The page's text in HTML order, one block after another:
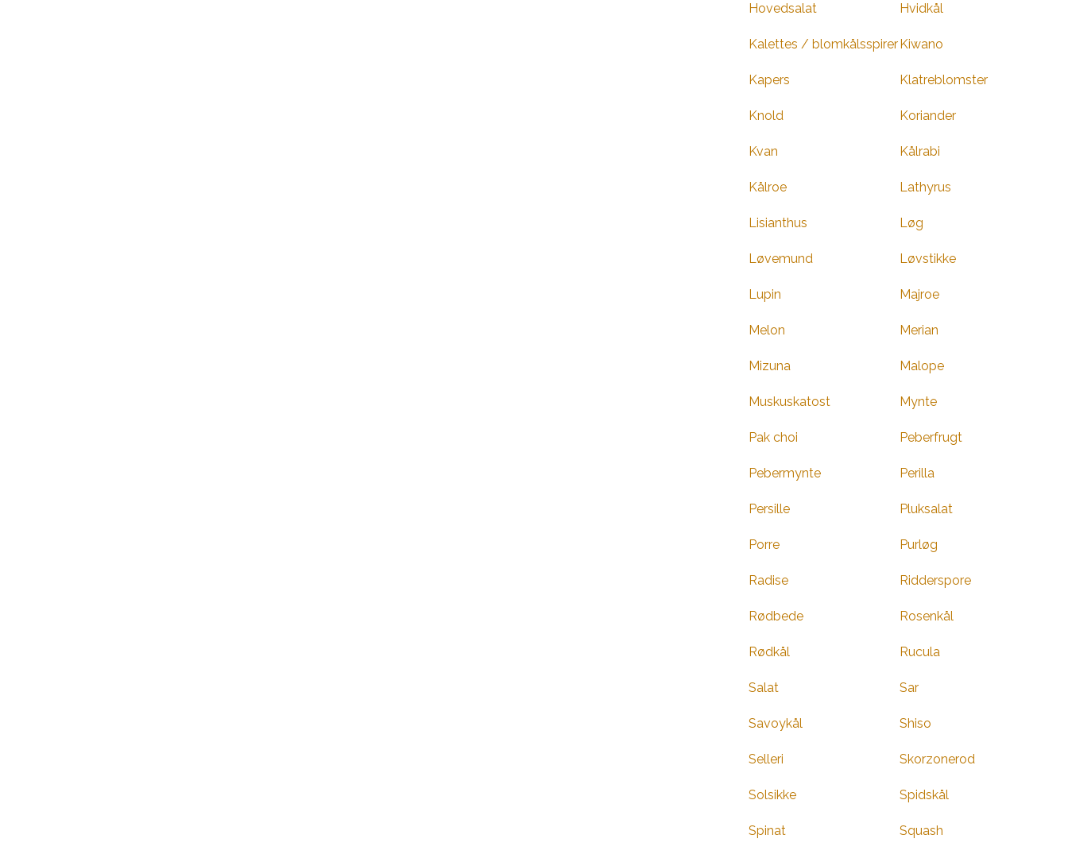
Hovedsalat Hvidkål
Kalettes / blomkålsspirer Kiwano
Kapers Klatreblomster
Knold Koriander
Kvan Kålrabi
Kålroe Lathyrus
Lisianthus Løg
Løvemund Løvstikke
Lupin Majroe
Melon Merian
Mizuna Malope
Muskuskatost Mynte
Pak choi Peberfrugt
Pebermynte Perilla
Persille Pluksalat
Porre Purløg
Radise Ridderspore
Rødbede Rosenkål
Rødkål Rucula
Salat Sar
Savoykål Shiso
Selleri Skorzonerod
Solsikke Spidskål
Spinat Squash